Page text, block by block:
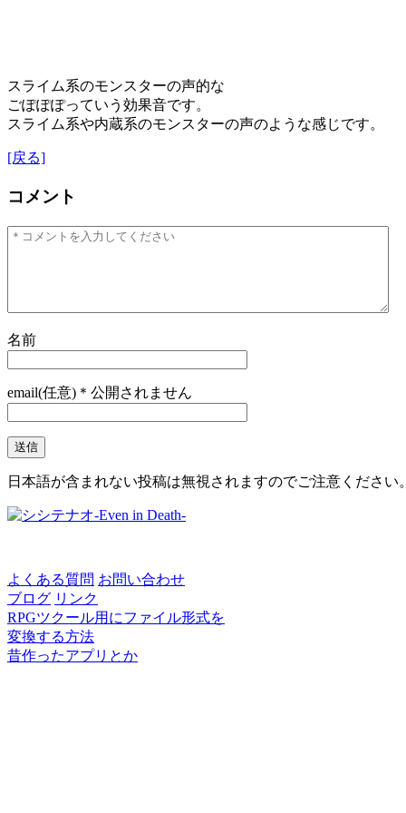
スライム系のモンスターの声的な
ごぽぽぽっていう効果音です。
スライム系や内蔵系のモンスターの声のような感じです。
[戻る]
コメント
名前
email(任意)＊公開されません
日本語が含まれない投稿は無視されますのでご注意ください
よくある質問 お問い合わせ
ブログ リンク
RPGツクール用にファイル形式を
変換する方法
昔作ったアプリとか